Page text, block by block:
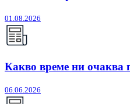
01.08.2026
Какво време ни очаква
06.06.2026